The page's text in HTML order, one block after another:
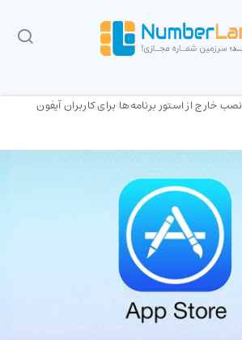
نصب خارج از استور برنامه‌ها برای کاربران آیفون